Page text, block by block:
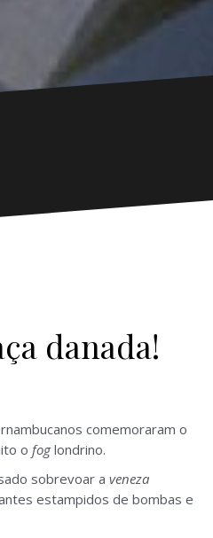
danada!
comemoraram o
o foglondrino.
sobrevoar a veneza
estampidos de bombas e